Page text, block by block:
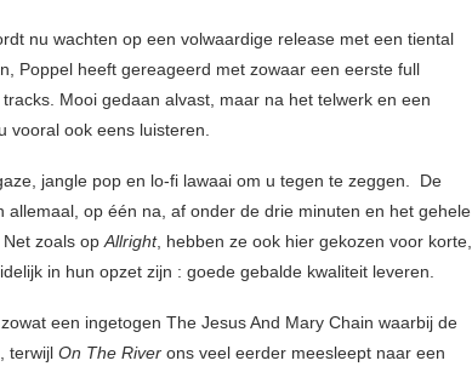
nu wachten op een volwaardige release met een tiental
Poppel heeft gereageerd met zowaar een eerste full
Mooi gedaan alvast, maar na het telwerk en een
vooral ook eens luisteren.
jangle pop en lo-fi lawaai om u tegen te zeggen. De
allemaal, op één na, af onder de drie minuten en het gehele
Net zoals opAllright, hebben ze ook hier gekozen voor korte,
in hun opzet zijn : goede gebalde kwaliteit leveren.
een ingetogen The Jesus And Mary Chain waarbij de
terwijl On The River ons veel eerder meesleept naar een